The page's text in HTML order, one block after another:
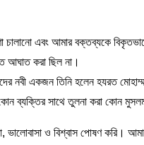
চালানো এবং আমার বক্তব্যকে
আঘাত করা ছিল না।
নবী একজন তিনি হলেন হযরত
ব্যক্তির সাথে তুলনা করা কোন
ও বিশ্বাস পোষণ করি।